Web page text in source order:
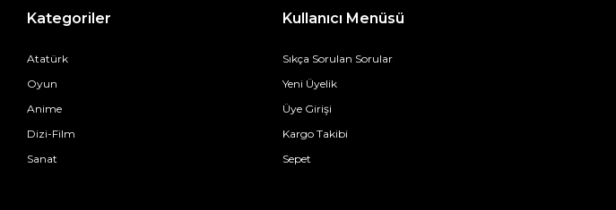
Kategoriler
Atatürk
Oyun
Anime
Dizi-Film
Sanat
Kullanıcı Menüsü
Sıkça Sorulan Sorular
Yeni Üyelik
Üye Girişi
Kargo Takibi
Sepet